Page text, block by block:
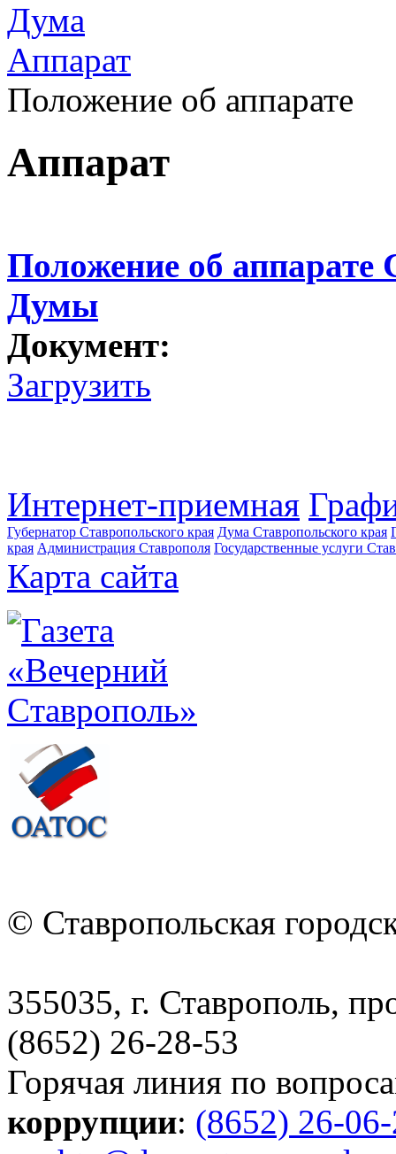
Дума
Аппарат
Положение об аппарате
Аппарат
Положение об аппарате
Думы
Документ:
Загрузить
Интернет-приемная
Губернатор Ставропольского края Дума Ставропольского края
края Администрация Ставрополя Государственные услуги
Карта сайта
© Ставропольская
355035, г. Ставрополь,
(8652) 26-28-53
Горячая линия по
коррупции: (8652) 26-